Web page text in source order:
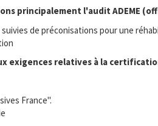
principalement l'audit ADEME
de préconisations pour une
exigences relatives à la
France".